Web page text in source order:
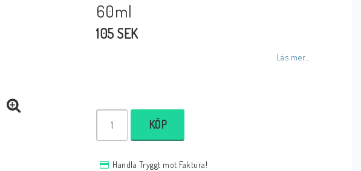
60ml
105 SEK
Läs mer...
KÖP
Handla Tryggt mot Faktura!